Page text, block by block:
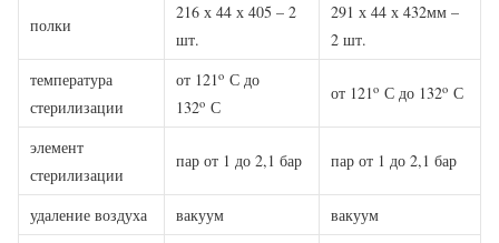
полки
216 х 44 х 405 – 2
шт.
291 х 44 х 432мм –
2 шт.
температура
стерилизации
от 121o С до
132o С
от 121o С до 132o С
элемент
стерилизации
пар от 1 до 2,1 бар пар от 1 до 2,1 бар
удаление воздуха вакуум вакуум